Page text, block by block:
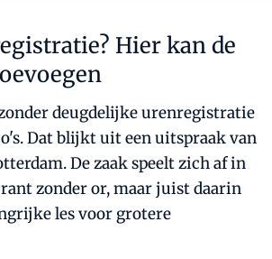
Hier kan de
deugdelijke urenregistratie
Dat blijkt uit een uitspraak van
De zaak speelt zich af in
zonder or, maar juist daarin
les voor grotere